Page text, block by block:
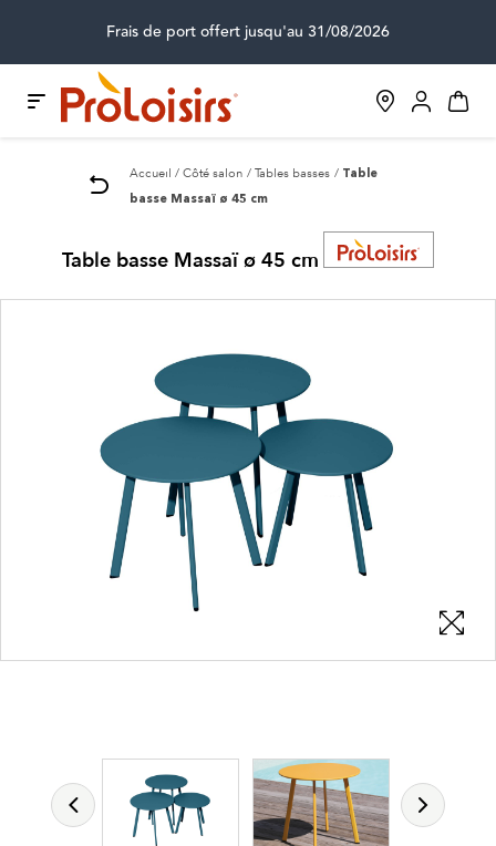
Frais de port offert jusqu'au 31/08/2026
Accueil Côté salon Tables basses Table
basse Massaï ø 45 cm
Table basse Massaï ø 45 cm